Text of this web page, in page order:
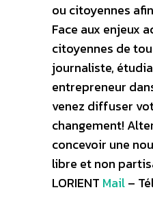
ou citoyennes
Face aux enjeux
citoyennes de
journaliste,
entrepreneur
venez diffuser
changement!
concevoir une
libre et non
LORIENT Mail–